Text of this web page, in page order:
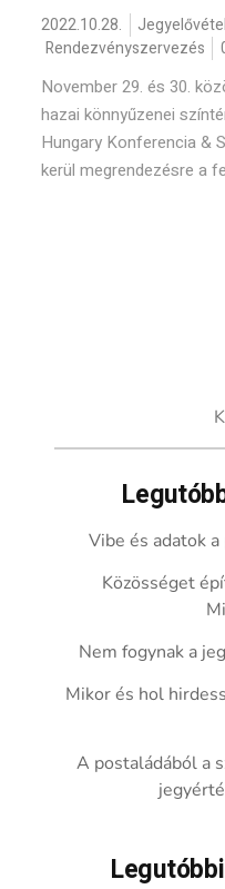
2022.10.28. Jegyelővétel
Rendezvényszervezés
November 29. és 30.
hazai könnyűzenei
Hungary Konferencia &
kerül megrendezésre a
Vibe és adatok
Közösséget
Nem fogynak a
Mikor és hol
A postaládából a